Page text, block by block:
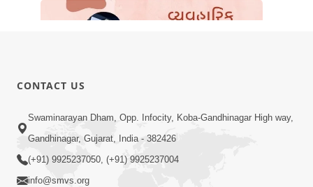
2:00
વ્યવહારિક કાર્ય કરો પણ આ મુદ્દો ભૂલાઈ ન
જાય હોં ! | Sankalp Sabha Saar
03/03/2023 | SMVS | 2023
CONTACT US
Swaminarayan Dham, Opp. Infocity, Koba-Gandhinagar High way,
Gandhinagar, Gujarat, India - 382426
(+91) 9925237050, (+91) 9925237004
info@smvs.org